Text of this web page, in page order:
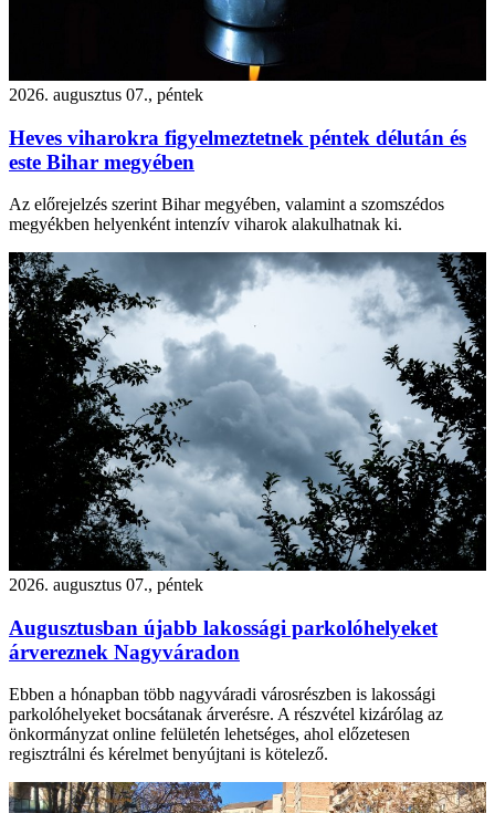
2026. augusztus 07., péntek
Heves viharokra figyelmeztetnek péntek délután és
este Bihar megyében
Az előrejelzés szerint Bihar megyében, valamint a szomszédos
megyékben helyenként intenzív viharok alakulhatnak ki.
2026. augusztus 07., péntek
Augusztusban újabb lakossági parkolóhelyeket
árvereznek Nagyváradon
Ebben a hónapban több nagyváradi városrészben is lakossági
parkolóhelyeket bocsátanak árverésre. A részvétel kizárólag az
önkormányzat online felületén lehetséges, ahol előzetesen
regisztrálni és kérelmet benyújtani is kötelező.